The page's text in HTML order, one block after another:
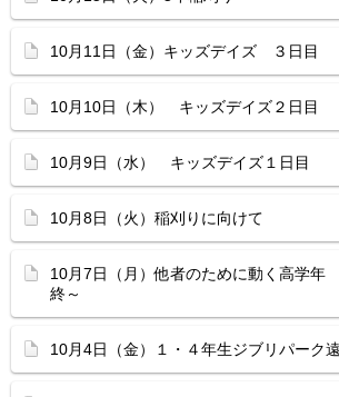
10月11日（金）キッズデイズ ３日目
10月10日（木） キッズデイズ２日目
10月9日（水） キッズデイズ１日目
10月8日（火）稲刈りに向けて
10月7日（月）他者のために動く高学
終～
10月4日（金）１・４年生ジブリパーク